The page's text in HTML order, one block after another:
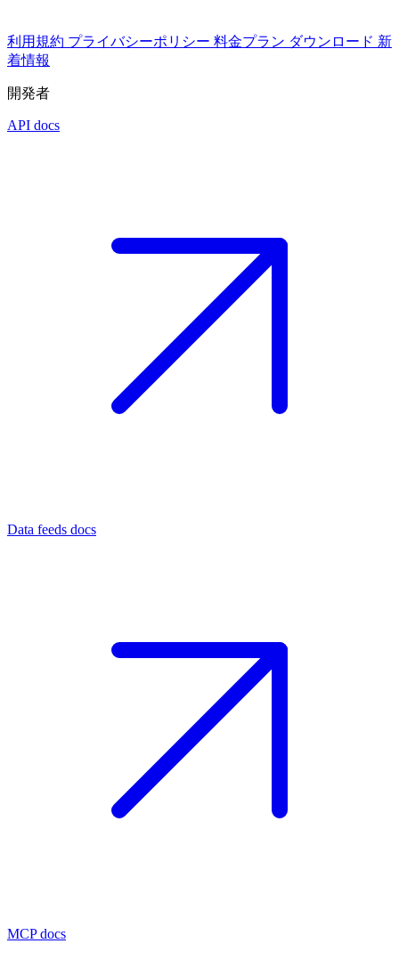
利用規約 プライバシーポリシー 料金プラン ダウンロード 新
着情報
開発者
API docs
Data feeds docs
MCP docs